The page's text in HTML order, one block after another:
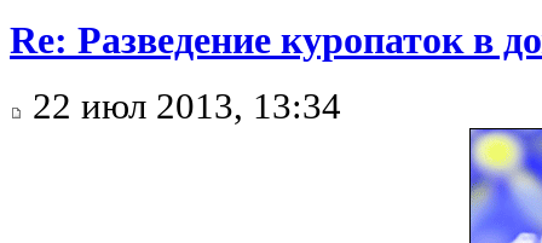
Re: Разведение куропаток в
22 июл 2013, 13:34